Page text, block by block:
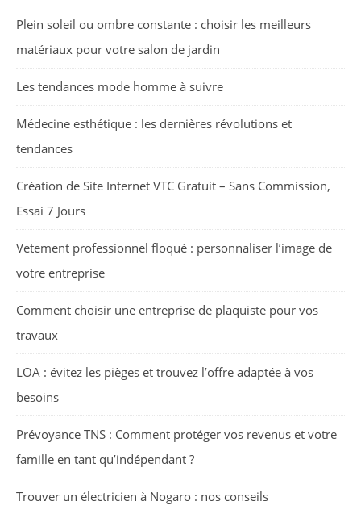
Plein soleil ou ombre constante : choisir les meilleurs
matériaux pour votre salon de jardin
Les tendances mode homme à suivre
Médecine esthétique : les dernières révolutions et
tendances
Création de Site Internet VTC Gratuit – Sans Commission,
Essai 7 Jours
Vetement professionnel floqué : personnaliser l’image de
votre entreprise
Comment choisir une entreprise de plaquiste pour vos
travaux
LOA : évitez les pièges et trouvez l’offre adaptée à vos
besoins
Prévoyance TNS : Comment protéger vos revenus et votre
famille en tant qu’indépendant ?
Trouver un électricien à Nogaro : nos conseils